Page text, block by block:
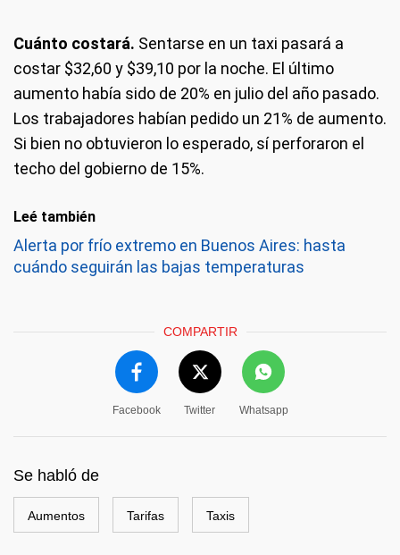
Cuánto costará. Sentarse en un taxi pasará a
costar $32,60 y $39,10 por la noche. El último
aumento había sido de 20% en julio del año pasado.
Los trabajadores habían pedido un 21% de aumento.
Si bien no obtuvieron lo esperado, sí perforaron el
techo del gobierno de 15%.
Leé también
Alerta por frío extremo en Buenos Aires: hasta
cuándo seguirán las bajas temperaturas
COMPARTIR
Facebook Twitter Whatsapp
Se habló de
Aumentos Tarifas Taxis